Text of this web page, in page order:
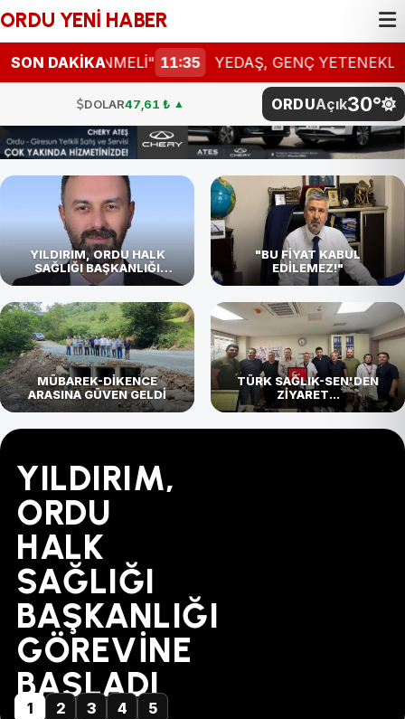
ORDU YENİ HABER
SON DAKİKA11:35 YEDAŞ, GENÇ YETENEKLERİ
DOLAR47,61 ₺ ▲
EURO54,87 ₺ ▼
STERLİN64,12 ₺ ▼
G.ALTIN4.811,27 ₺
BTC4.786.096,00 ₺
BİST101.729,00
DOLAR47,61 ₺ ▲
ORDUAçık30°
YILDIRIM, ORDU HALK
SAĞLIĞI BAŞKANLIĞI
GÖREVİNE BAŞLADI
"BU FİYAT KABUL
EDİLEMEZ!"
MÜBAREK-DİKENCE
ARASINA GÜVEN GELDİ
TÜRK SAĞLIK-SEN'DEN
ZİYARET...
YILDIRIM,
ORDU
HALK
SAĞLIĞI
BAŞKANLIĞI
GÖREVİNE
BAŞLADI
"BU
FİYAT
KABUL
EDİLEMEZ!"
MÜBAREK-
DİKENCE
ARASINA
GÜVEN
GELDİ
TÜRK
SAĞLIK-
SEN'DEN
ZİYARET...
YAPILANDIRMADA
SÜRE
31
AĞUSTOS'TA
DOLUYOR
1 2 3 4 5